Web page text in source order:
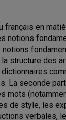
en
notions
structure des
La seconde
mots
de style, les
verbales,